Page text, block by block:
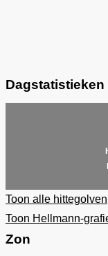
Toon alle hittegolven
Toon Hellmann-
Zon